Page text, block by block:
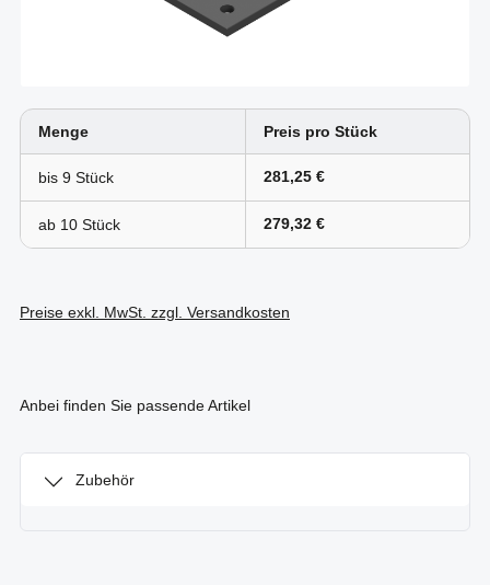
Menge Preis pro Stück
bis 9 281,25 €
ab 10 279,32 €
Preise exkl. MwSt. zzgl. Versandkosten
Anbei finden Sie passende Artikel
Zubehör